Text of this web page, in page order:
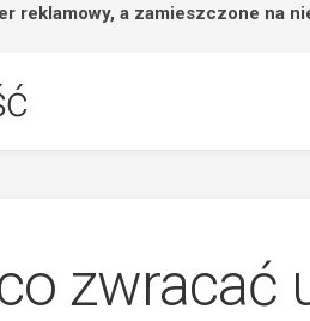
reklamowy, a zamieszczone na
zwracać